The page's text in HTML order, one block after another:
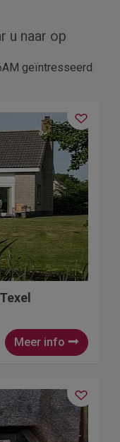
u naar op
geïntresseerd
Meer info